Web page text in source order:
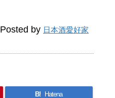
Posted by 日本酒愛好家
B! Hatena